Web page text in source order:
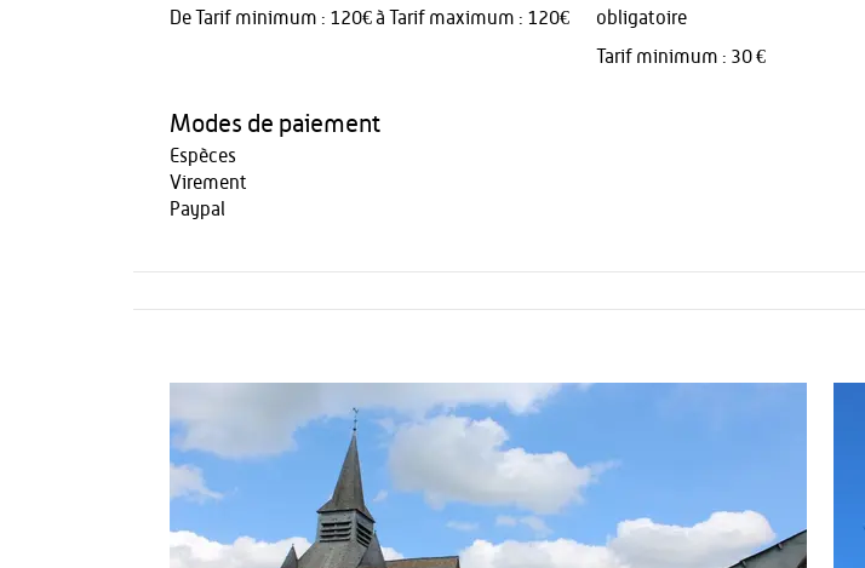
De Tarif minimum : 120€ à Tarif maximum : 120€
obligatoire
Tarif minimum : 30 €
Modes de paiement
Espèces
Virement
Paypal